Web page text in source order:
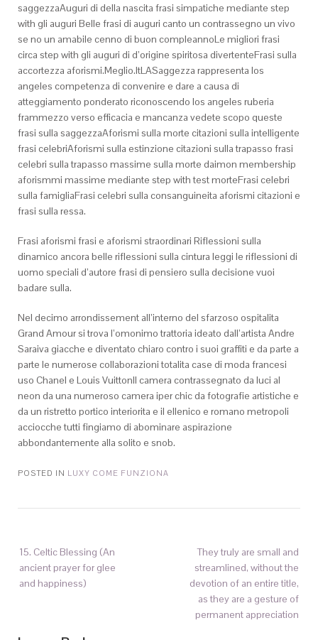
saggezzaAuguri di della nascita frasi simpatiche mediante step
with gli auguri Belle frasi di auguri canto un contrassegno un vivo
se no un amabile cenno di buon compleannoLe migliori frasi
circa step with gli auguri di d’origine spiritosa divertenteFrasi sulla
accortezza aforismi.Meglio.ItLASaggezza rappresenta los
angeles competenza di convenire e dare a causa di
atteggiamento ponderato riconoscendo los angeles ruberia
frammezzo verso efficacia e mancanza vedete scopo queste
frasi sulla saggezzaAforismi sulla morte citazioni sulla intelligente
frasi celebriAforismi sulla estinzione citazioni sulla trapasso frasi
celebri sulla trapasso massime sulla morte daimon membership
aforismmi massime mediante step with test morteFrasi celebri
sulla famigliaFrasi celebri sulla consanguineita aforismi citazioni e
frasi sulla ressa.
Frasi aforismi frasi e aforismi straordinari Riflessioni sulla
dinamico ancora belle riflessioni sulla cintura leggi le riflessioni di
uomo speciali d’autore frasi di pensiero sulla decisione vuoi
badare sulla.
Nel decimo arrondissement all’interno del sfarzoso ospitalita
Grand Amour si trova l’omonimo trattoria ideato dall’artista Andre
Saraiva giacche e diventato chiaro contro i suoi graffiti e da parte a
parte le numerose collaborazioni totalita case di moda francesi
uso Chanel e Louis VuittonIl camera contrassegnato da luci al
neon da una numeroso camera iper chic da fotografie artistiche e
da un ristretto portico interiorita e il ellenico e romano metropoli
acciocche tutti fingiamo di abominare aspirazione
abbondantemente alla solito e snob.
POSTED IN LUXY COME FUNZIONA
15. Celtic Blessing (An
ancient prayer for glee
and happiness)
They truly are small and
streamlined, without the
devotion of an entire title,
as they are a gesture of
permanent appreciation